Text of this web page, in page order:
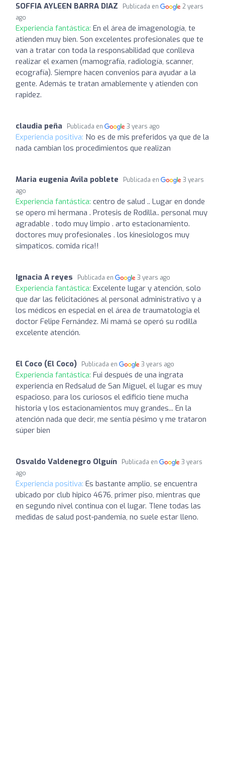
SOFFIA AYLEEN BARRA DIAZ Publicada en
2 years
ago
Experiencia fantástica: En el área de imagenología, te
atienden muy bien. Son excelentes profesionales que te
van a tratar con toda la responsabilidad que conlleva
realizar el examen (mamografía, radiología, scanner,
ecografía). Siempre hacen convenios para ayudar a la
gente. Además te tratan amablemente y atienden con
rapidez.
claudia peña Publicada en 3 years ago
Experiencia positiva: No es de mis preferidos ya que de la
nada cambian los procedimientos que realizan
Maria eugenia Avila poblete Publicada en
3 years
ago
Experiencia fantástica: centro de salud .. Lugar en donde
se opero mi hermana . Protesis de Rodilla.. personal muy
agradable . todo muy limpio . arto estacionamiento.
doctores muy profesionales . los kinesiologos muy
simpaticos. comida rica!!
Ignacia A reyes Publicada en 3 years ago
Experiencia fantástica: Excelente lugar y atención, solo
que dar las felicitaciónes al personal administrativo y a
los médicos en especial en el área de traumatologia el
doctor Felipe Fernández. Mi mamá se operó su rodilla
excelente atención.
El Coco (El Coco) Publicada en 3 years ago
Experiencia fantástica: Fui después de una ingrata
experiencia en Redsalud de San Miguel, el lugar es muy
espacioso, para los curiosos el edificio tiene mucha
historia y los estacionamientos muy grandes... En la
atención nada que decir, me sentía pésimo y me trataron
súper bien
Osvaldo Valdenegro Olguín Publicada en
3 years
ago
Experiencia positiva: Es bastante amplio, se encuentra
ubicado por club hipico 4676, primer piso, mientras que
en segundo nivel continua con el lugar. TIene todas las
medidas de salud post-pandemia, no suele estar lleno.